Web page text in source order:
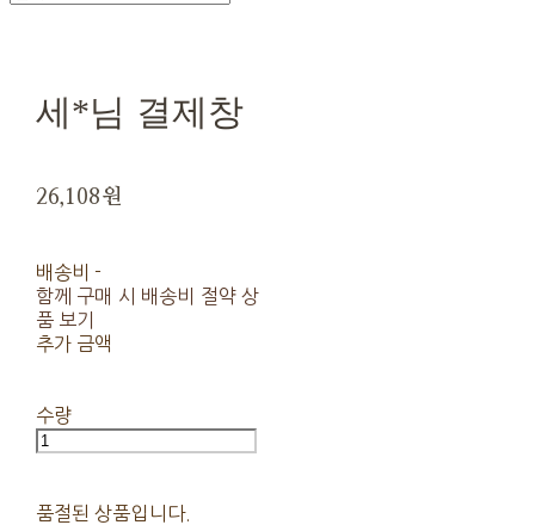
세*님 결제창
26,108원
배송비 -
함께 구매 시 배송비 절약 상
품 보기
추가 금액
수량
품절된 상품입니다.